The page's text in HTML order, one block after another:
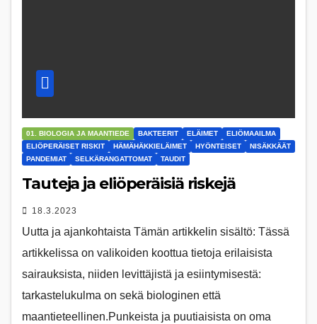
01. BIOLOGIA JA MAANTIEDE BAKTEERIT ELÄIMET
ELIÖMAAILMA
ELIÖPERÄISET RISKIT
HÄMÄHÄKKIELÄIMET HYÖNTEISET
NISÄKKÄÄT
PANDEMIAT
SELKÄRANGATTOMAT TAUDIT
Tauteja ja eliöperäisiä riskejä
18.3.2023
Uutta ja ajankohtaista Tämän artikkelin sisältö: Tässä
artikkelissa on valikoiden koottua tietoja erilaisista
sairauksista, niiden levittäjistä ja esiintymisestä:
tarkastelukulma on sekä biologinen että
maantieteellinen.Punkeista ja puutiaisista on oma